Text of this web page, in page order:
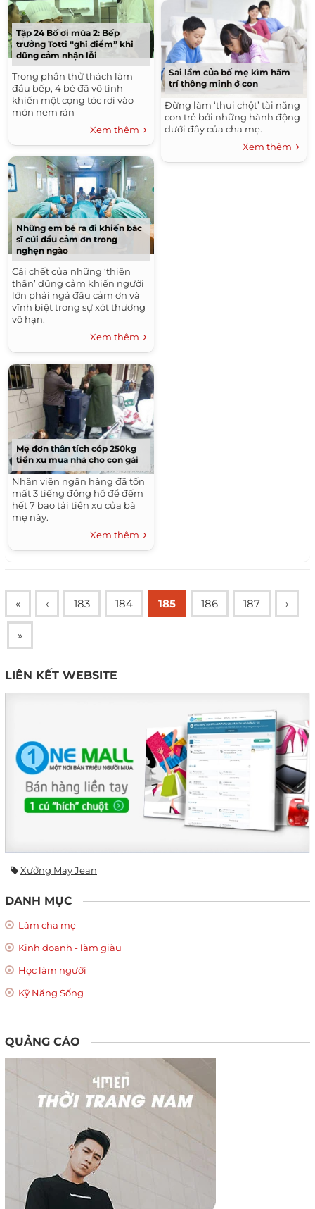
Tập 24 Bố ơi mùa 2: Bếp
trưởng Totti “ghi điểm” khi
dũng cảm nhận lỗi
Trong phần thử thách làm
đầu bếp, 4 bé đã vô tình
khiến một cọng tóc rơi vào
món nem rán
Xem thêm
Những em bé ra đi khiến bác
sĩ cúi đầu cảm ơn trong
nghẹn ngào
Cái chết của những ‘thiên
thần’ dũng cảm khiến người
lớn phải ngả đầu cảm ơn và
vĩnh biệt trong sự xót thương
vô hạn.
Xem thêm
Mẹ đơn thân tích cóp 250kg
tiền xu mua nhà cho con gái
Nhân viên ngân hàng đã tốn
mất 3 tiếng đồng hồ để đếm
hết 7 bao tải tiền xu của bà
mẹ này.
Xem thêm
Sai lầm của bố mẹ kìm hãm
trí thông minh ở con
Đừng làm ‘thui chột’ tài năng
con trẻ bởi những hành động
dưới đây của cha mẹ.
Xem thêm
« ‹ 183 184 185 186 187 ›
»
LIÊN KẾT WEBSITE
Xưởng May Jean
DANH MỤC
Làm cha mẹ
Kinh doanh - làm giàu
Học làm người
Kỹ Năng Sống
QUẢNG CÁO